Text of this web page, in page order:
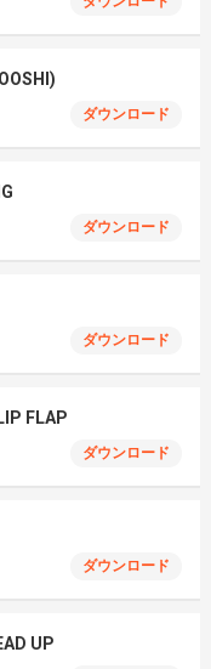
ダウンロード
ダウンロード
ダウンロード
FLAP
ダウンロード
ダウンロード
UP